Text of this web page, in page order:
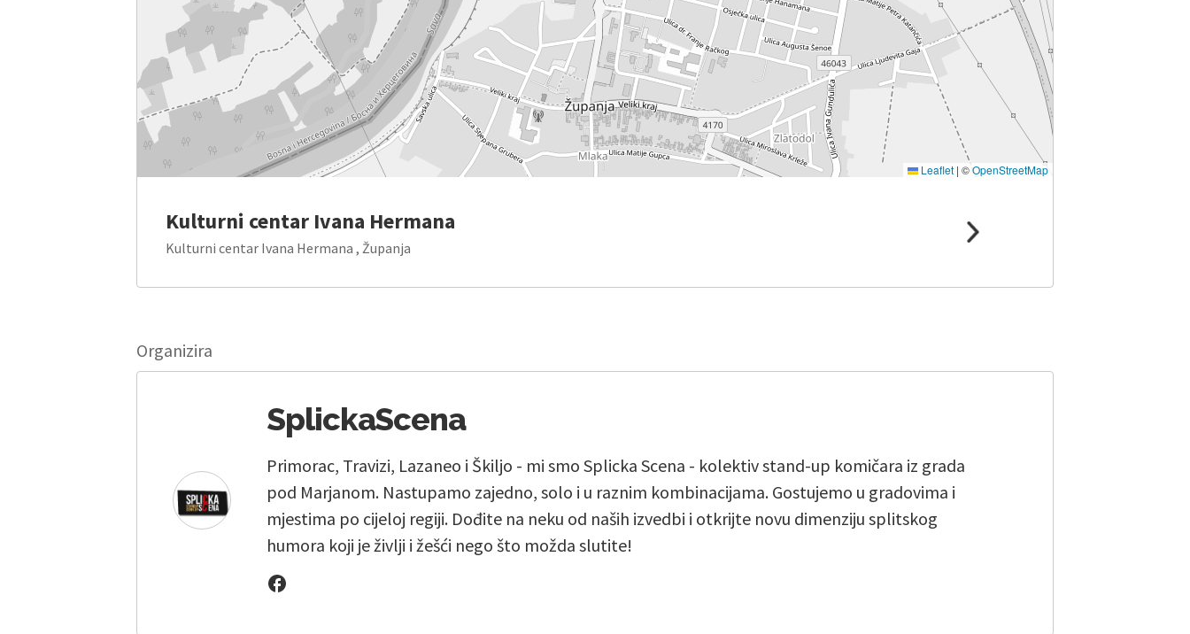
Leaflet | ©OpenStreetMap
Kulturni centar Ivana Hermana
Kulturni centar Ivana Hermana , Županja
Organizira
SplickaScena
Primorac, Travizi, Lazaneo i Škiljo - mi smo Splicka Scena - kolektiv stand-up komičara iz grada
pod Marjanom. Nastupamo zajedno, solo i u raznim kombinacijama. Gostujemo u gradovima i
mjestima po cijeloj regiji. Dođite na neku od naših izvedbi i otkrijte novu dimenziju splitskog
humora koji je življi i žešći nego što možda slutite!